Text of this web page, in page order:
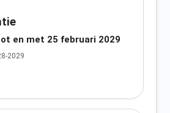
en met 25 februari 2029
2029